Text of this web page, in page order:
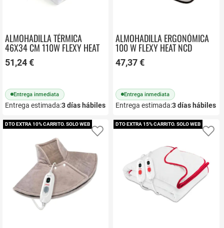
ALMOHADILLA TÉRMICA
46X34 CM 110W FLEXY HEAT
N2 UFESA
51,24 €
Entrega inmediata
Entrega estimada:3días hábiles
ALMOHADILLA ERGONÓMICA
100 W FLEXY HEAT NCD
COMPLEX UFESA
47,37 €
Entrega inmediata
Entrega estimada:3días hábiles
DTO EXTRA 10% CARRITO. SOLO WEB
Añadir a favoritos
DTO EXTRA 15% CARRITO. SOLO WEB